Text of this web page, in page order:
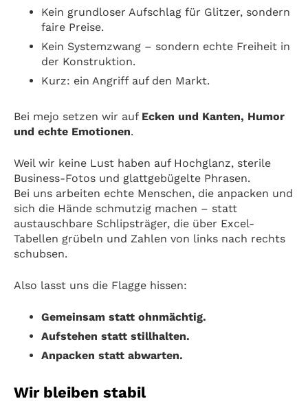
Kein grundloser Aufschlag für Glitzer, sondern
faire Preise.
Kein Systemzwang – sondern echte Freiheit in
der Konstruktion.
Kurz: ein Angriff auf den Markt.
Bei mejo setzen wir auf Ecken und Kanten, Humor
und echte Emotionen.
Weil wir keine Lust haben auf Hochglanz, sterile
Business-Fotos und glattgebügelte Phrasen.
Bei uns arbeiten echte Menschen, die anpacken und
sich die Hände schmutzig machen – statt
austauschbare Schlipsträger, die über Excel-
Tabellen grübeln und Zahlen von links nach rechts
schubsen.
Also lasst uns die Flagge hissen:
Gemeinsam statt ohnmächtig.
Aufstehen statt stillhalten.
Anpacken statt abwarten.
Wir bleiben stabil